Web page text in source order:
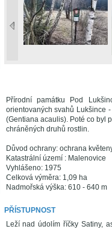
Přírodní památku Pod
orientovaných svahů Lukšince
(Gentiana acaulis). Poté co byl
chráněných druhů rostlin.
Důvod ochrany: ochrana
Katastrální území : Malenovice
Vyhlášeno: 1975
Celková výměra: 1,09 ha
Nadmořská výška: 610 - 640 m
PŘÍSTUPNOST
Leží nad údolím říčky Satiny,